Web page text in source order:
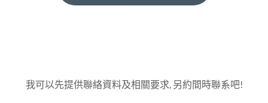
我可以先提供聯絡資料及相關要求, 另約間時聯系吧!